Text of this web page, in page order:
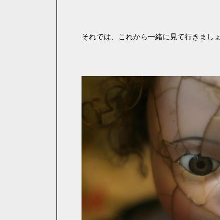
それでは、これから一緒に見て行きまし